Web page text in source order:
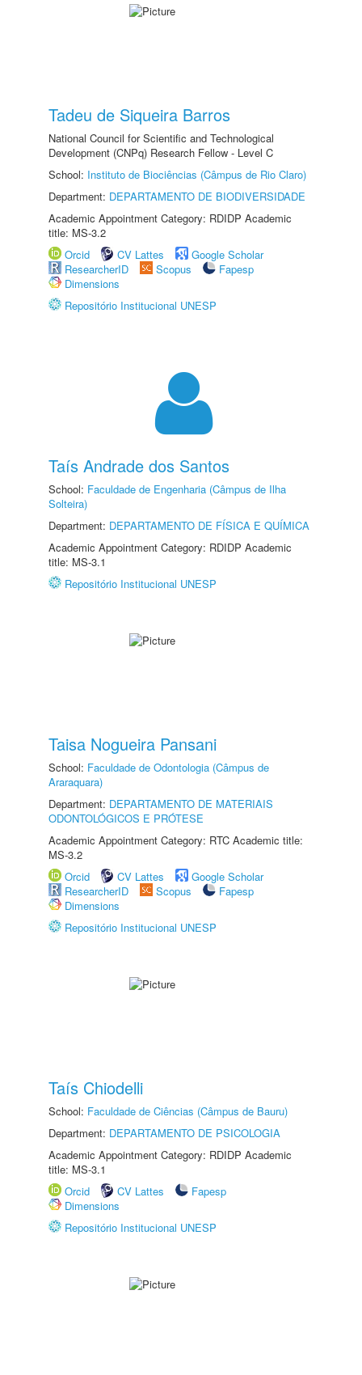
Tadeu de Siqueira Barros
National Council for Scientific and Technological
Development (CNPq) Research Fellow - Level C
School: Instituto de Biociências (Câmpus de Rio Claro)
Department: DEPARTAMENTO DE BIODIVERSIDADE
Academic Appointment Category: RDIDP Academic
title: MS-3.2
Orcid
CV Lattes
Google Scholar
ResearcherID
Scopus
Fapesp
Dimensions
Repositório Institucional UNESP
Taís Andrade dos Santos
School: Faculdade de Engenharia (Câmpus de Ilha
Solteira)
Department: DEPARTAMENTO DE FÍSICA E QUÍMICA
Academic Appointment Category: RDIDP Academic
title: MS-3.1
Repositório Institucional UNESP
Taisa Nogueira Pansani
School: Faculdade de Odontologia (Câmpus de
Araraquara)
Department: DEPARTAMENTO DE MATERIAIS
ODONTOLÓGICOS E PRÓTESE
Academic Appointment Category: RTC Academic title:
MS-3.2
Orcid
CV Lattes
Google Scholar
ResearcherID
Scopus
Fapesp
Dimensions
Repositório Institucional UNESP
Taís Chiodelli
School: Faculdade de Ciências (Câmpus de Bauru)
Department: DEPARTAMENTO DE PSICOLOGIA
Academic Appointment Category: RDIDP Academic
title: MS-3.1
Orcid
CV Lattes
Fapesp
Dimensions
Repositório Institucional UNESP